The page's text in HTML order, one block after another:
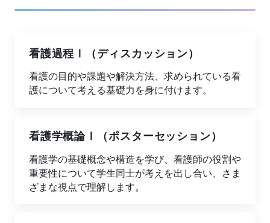
看護過程Ⅰ（ディスカッション）
看護の目的や課題や解決方法、求められている看
護について考える基礎力を身に付けます。
看護学概論Ⅰ（ポスターセッション）
看護学の基礎概念や構造を学び、看護師の役割や
重要性について学生同士が考えを出し合い、さま
ざまな視点で理解します。